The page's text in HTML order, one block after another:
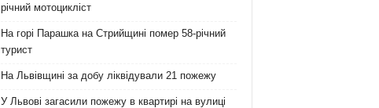
річний мотоцикліст
На горі Парашка на Стрийщині помер 58-річний
турист
На Львівщині за добу ліквідували 21 пожежу
У Львові загасили пожежу в квартирі на вулиці